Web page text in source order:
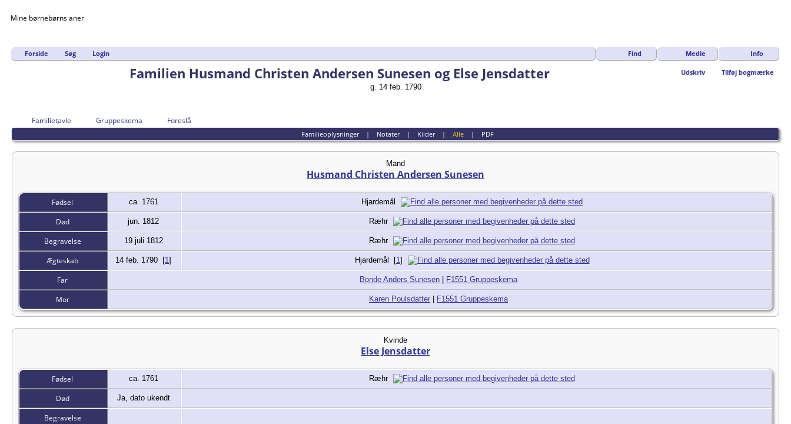
Mine børnebørns aner
Find Medie Info
Forside Søg Login
Udskriv Tilføj bogmærke
Familien Husmand Christen Andersen Sunesen og Else Jensdatter
g. 14 feb. 1790
Familietavle Gruppeskema Foreslå
Familieoplysninger| Notater| Kilder| Alle| PDF
Mand
Husmand Christen Andersen Sunesen
Fødsel ca. 1761 Hjardemål
Død jun. 1812 Ræhr
Begravelse 19 juli 1812 Ræhr
Ægteskab 14 feb. 1790 [1] Hjardemål [1]
Far Bonde Anders Sunesen F1551 Gruppeskema
Mor Karen Poulsdatter F1551 Gruppeskema
Kvinde
Else Jensdatter
Fødsel ca. 1761 Ræhr
Død Ja, dato ukendt
Begravelse